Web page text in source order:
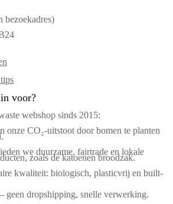
bezoekadres)
voor?
webshop sinds 2015:
onze CO₂-uitstoot door bomen te planten
we duurzame, fairtrade en lokale
zoals de katoenen broodzak.
kwaliteit: biologisch, plasticvrij en built-
geen dropshipping, snelle verwerking.